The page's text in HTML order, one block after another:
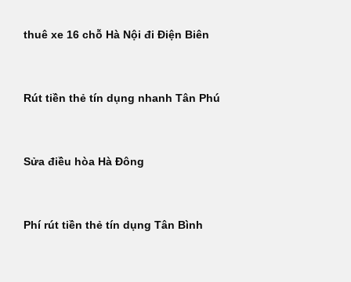
thuê xe 16 chỗ Hà Nội đi Điện Biên
Rút tiền thẻ tín dụng nhanh Tân Phú
Sửa điều hòa Hà Đông
Phí rút tiền thẻ tín dụng Tân Bình